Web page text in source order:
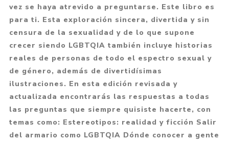
vez se haya atrevido a preguntarse. Este libro es
para ti. Esta exploración sincera, divertida y sin
censura de la sexualidad y de lo que supone
crecer siendo LGBTQIA también incluye historias
reales de personas de todo el espectro sexual y
de género, además de divertidísimas
ilustraciones. En esta edición revisada y
actualizada encontrarás las respuestas a todas
las preguntas que siempre quisiste hacerte, con
temas como: Estereotipos: realidad y ficción Salir
del armario como LGBTQIA Dónde conocer a gente